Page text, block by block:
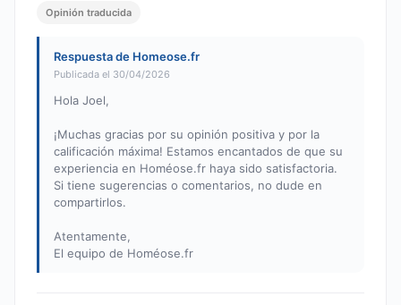
Opinión traducida
Respuesta de Homeose.fr
Publicada el 30/04/2026
Hola Joel,
¡Muchas gracias por su opinión positiva y por la
calificación máxima! Estamos encantados de que su
experiencia en Homéose.fr haya sido satisfactoria.
Si tiene sugerencias o comentarios, no dude en
compartirlos.
Atentamente,
El equipo de Homéose.fr